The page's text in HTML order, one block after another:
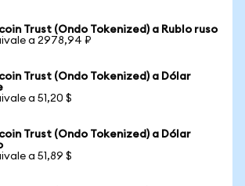
Trust (Ondo Tokenized) a Rublo ruso
a 2978,94 ₽
Trust (Ondo Tokenized) a Dólar
a 51,20 $
Trust (Ondo Tokenized) a Dólar
a 51,89 $